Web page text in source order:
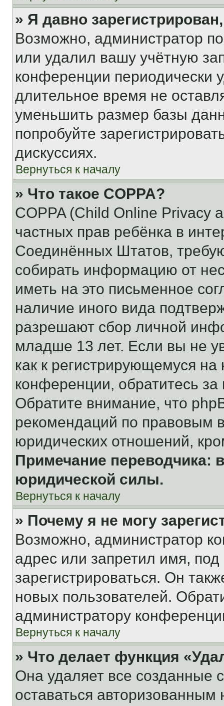
» Я давно
Возможно, администратор
или удалил вашу учётную
конференции периодически
длительное время не
уменьшить размер базы
попробуйте
дискуссиях.
Вернуться к началу
» Что такое COPPA?
COPPA (Child Online Privacy
частных прав ребёнка в
Соединённых Штатов,
собирать информацию от
иметь на это письменное
наличие иного вида
разрешают сбор личной
младше 13 лет. Если вы не
как к регистрирующемуся
конференции, обратитесь
Обратите внимание, что
рекомендаций по правовым
юридических отношений,
Примечание переводчика:
юридической силы.
Вернуться к началу
» Почему я не могу
Возможно, администратор
адрес или запретил имя,
зарегистрироваться. Он
новых пользователей.
администратору
Вернуться к началу
» Что делает функция
Она удаляет все созданные
оставаться